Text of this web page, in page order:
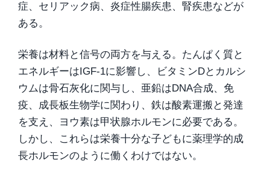
症、セリアック病、炎症性腸疾患、腎疾患などが
ある。
栄養は材料と信号の両方を与える。たんぱく質と
エネルギーはIGF-1に影響し、ビタミンDとカルシ
ウムは骨石灰化に関与し、亜鉛はDNA合成、免
疫、成長板生物学に関わり、鉄は酸素運搬と発達
を支え、ヨウ素は甲状腺ホルモンに必要である。
しかし、これらは栄養十分な子どもに薬理学的成
長ホルモンのように働くわけではない。